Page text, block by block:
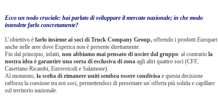
Ecco un nodo cruciale: hai parlato di sviluppare il mercato nazionale; in che modo
intendete farlo concretamente?
​L’obiettivo è farlo insieme ai soci di Truck Company Group, offrendo i prodotti Europart
anche nelle aree dove Experica non è presente direttamente.
Fin dal principio, infatti, non abbiamo mai pensato di uscire dal gruppo: al contrario la
nostra idea è garantire una sorta di esclusiva di zona agli altri quattro soci (CFF,
Casertano Ricambi, Euroveicoli e Salamone).
Al momento, la scelta di rimanere uniti sembra essere condivisa e questa decisione
rafforza la coesione tra noi soci, permettendoci di presentare un’offerta più solida e capillare
sul territorio nazionale.